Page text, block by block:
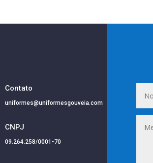
Contato
uniformes@uniformesgouveia.com
CNPJ
09.264.258/0001-70